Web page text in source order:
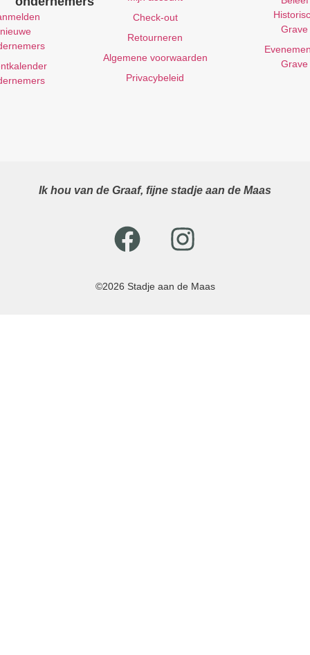
Grave
Grave
Check-out
Retourneren
Algemene voorwaarden
Privacybeleid
nieuwe
Ik hou van de Graaf, fijne stadje aan de Maas
©2026 Stadje aan de Maas